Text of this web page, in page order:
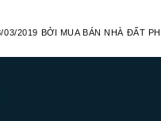
03/2019 BỞI MUA BÁN NHÀ ĐẤT